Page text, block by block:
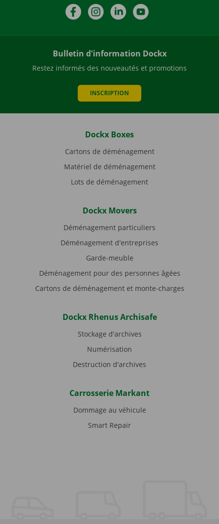
FacebookInstagramLinkedIn
Bulletin d'information Dockx
Restez informés des nouveautés et promotions
INSCRIPTION
Dockx Boxes
Cartons de déménagement
Matériel de déménagement
Lots de déménagement
Dockx Movers
Déménagement particuliers
Déménagement d'entreprises
Garde-meuble
Déménagement pour des personnes âgées
Cartons de déménagement et monte-charges
Dockx Rhenus Archisafe
Stockage d'archives
Numérisation
Destruction d'archives
Carrosserie Markant
Dommage au véhicule
Smart Repair